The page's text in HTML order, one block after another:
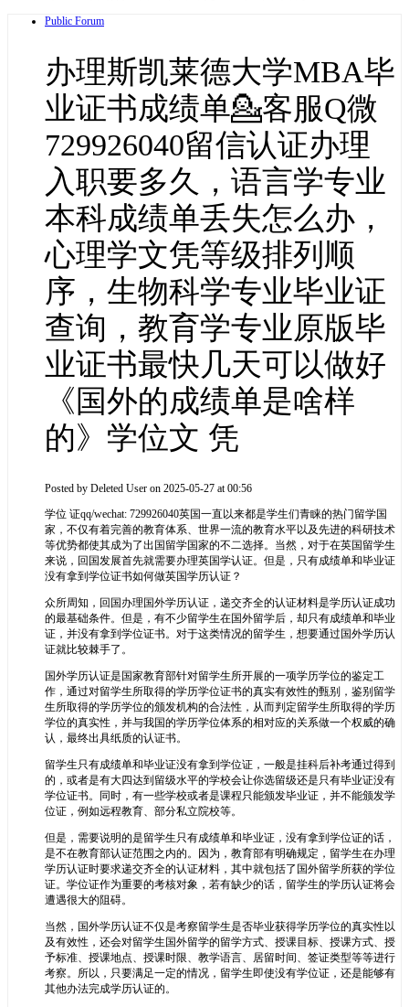
Public Forum
办理斯凯莱德大学MBA毕
业证书成绩单💁客服Q微
729926040留信认证办理
入职要多久，语言学专业
本科成绩单丢失怎么办，
心理学文凭等级排列顺
序，生物科学专业毕业证
查询，教育学专业原版毕
业证书最快几天可以做好
《国外的成绩单是啥样
的》学位文 凭
Posted by Deleted User on 2025-05-27 at 00:56
学位 证qq/wechat: 729926040英国一直以来都是学生们青睐的热门留学国
家，不仅有着完善的教育体系、世界一流的教育水平以及先进的科研技术
等优势都使其成为了出国留学国家的不二选择。当然，对于在英国留学生
来说，回国发展首先就需要办理英国学认证。但是，只有成绩单和毕业证
没有拿到学位证书如何做英国学历认证？
众所周知，回国办理国外学历认证，递交齐全的认证材料是学历认证成功
的最基础条件。但是，有不少留学生在国外留学后，却只有成绩单和毕业
证，并没有拿到学位证书。对于这类情况的留学生，想要通过国外学历认
证就比较棘手了。
国外学历认证是国家教育部针对留学生所开展的一项学历学位的鉴定工
作，通过对留学生所取得的学历学位证书的真实有效性的甄别，鉴别留学
生所取得的学历学位的颁发机构的合法性，从而判定留学生所取得的学历
学位的真实性，并与我国的学历学位体系的相对应的关系做一个权威的确
认，最终出具纸质的认证书。
留学生只有成绩单和毕业证没有拿到学位证，一般是挂科后补考通过得到
的，或者是有大四达到留级水平的学校会让你选留级还是只有毕业证没有
学位证书。同时，有一些学校或者是课程只能颁发毕业证，并不能颁发学
位证，例如远程教育、部分私立院校等。
但是，需要说明的是留学生只有成绩单和毕业证，没有拿到学位证的话，
是不在教育部认证范围之内的。因为，教育部有明确规定，留学生在办理
学历认证时要求递交齐全的认证材料，其中就包括了国外留学所获的学位
证。学位证作为重要的考核对象，若有缺少的话，留学生的学历认证将会
遭遇很大的阻碍。
当然，国外学历认证不仅是考察留学生是否毕业获得学历学位的真实性以
及有效性，还会对留学生国外留学的留学方式、授课目标、授课方式、授
予标准、授课地点、授课时限、教学语言、居留时间、签证类型等等进行
考察。所以，只要满足一定的情况，留学生即使没有学位证，还是能够有
其他办法完成学历认证的。